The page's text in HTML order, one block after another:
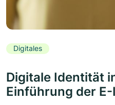
Digitales
Digitale Identität
Einführung der